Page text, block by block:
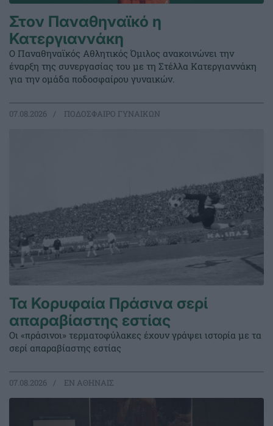
Στον Παναθηναϊκό η
Κατεργιαννάκη
Ο Παναθηναϊκός Αθλητικός Όμιλος ανακοινώνει την
έναρξη της συνεργασίας του με τη Στέλλα Κατεργιαννάκη
για την ομάδα ποδοσφαίρου γυναικών.
07.08.2026 ΠΟΔΟΣΦΑΙΡΟ ΓΥΝΑΙΚΩΝ
Τα Κορυφαία Πράσινα σερί
απαραβίαστης εστίας
Οι «πράσινοι» τερματοφύλακες έχουν γράψει ιστορία με τα
σερί απαραβίαστης εστίας
07.08.2026 EΝ ΑΘΗΝΑΙΣ